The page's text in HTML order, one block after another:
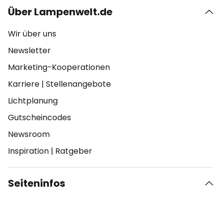
Über Lampenwelt.de
Wir über uns
Newsletter
Marketing-Kooperationen
Karriere | Stellenangebote
Lichtplanung
Gutscheincodes
Newsroom
Inspiration | Ratgeber
Seiteninfos